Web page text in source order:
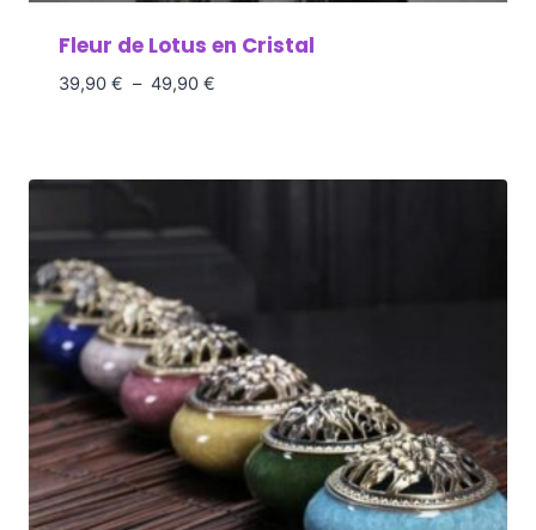
Fleur de Lotus en Cristal
39,90 € – 49,90 €